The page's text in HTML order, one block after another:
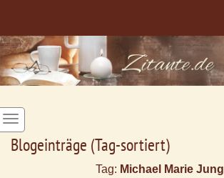
Blogeinträge (Tag-sortiert)
Tag: Michael Marie Jung